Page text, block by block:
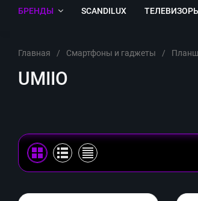
БРЕНДЫ SCANDILUX
Главная / Смартфоны и гаджеты /
UMIIO